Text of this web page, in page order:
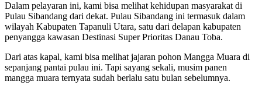
Dalam pelayaran ini, kami bisa melihat kehidupan masyarakat di
Pulau Sibandang dari dekat. Pulau Sibandang ini termasuk dalam
wilayah Kabupaten Tapanuli Utara, satu dari delapan kabupaten
penyangga kawasan Destinasi Super Prioritas Danau Toba.
Dari atas kapal, kami bisa melihat jajaran pohon Mangga Muara di
sepanjang pantai pulau ini. Tapi sayang sekali, musim panen
mangga muara ternyata sudah berlalu satu bulan sebelumnya.